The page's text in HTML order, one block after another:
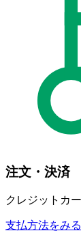
注文・決済
クレジットカ
支払方法をみる